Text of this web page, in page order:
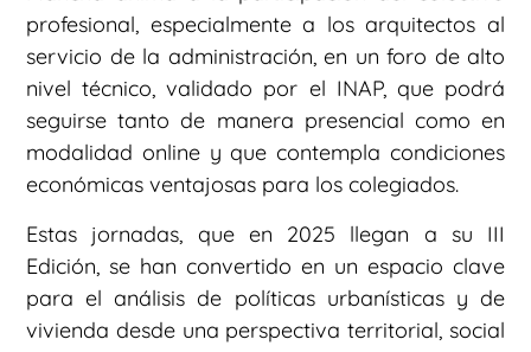
profesional, especialmente a los arquitectos al
servicio de la administración, en un foro de alto
nivel técnico, validado por el INAP, que podrá
seguirse tanto de manera presencial como en
modalidad online y que contempla condiciones
económicas ventajosas para los colegiados.
Estas jornadas, que en 2025 llegan a su III
Edición, se han convertido en un espacio clave
para el análisis de políticas urbanísticas y de
vivienda desde una perspectiva territorial, social